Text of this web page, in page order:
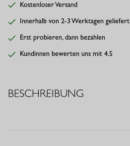
Kostenloser Versand
Innerhalb von 2-3 Werktagen geliefert
Erst probieren, dann bezahlen
Kundinnen bewerten uns mit 4.5
BESCHREIBUNG